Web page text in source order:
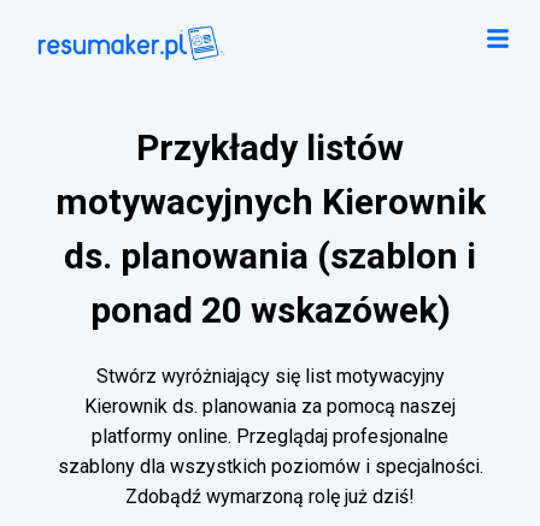
Przykłady listów
motywacyjnych Kierownik
ds. planowania (szablon i
ponad 20 wskazówek)
Stwórz wyróżniający się list motywacyjny
Kierownik ds. planowania za pomocą naszej
platformy online. Przeglądaj profesjonalne
szablony dla wszystkich poziomów i specjalności.
Zdobądź wymarzoną rolę już dziś!